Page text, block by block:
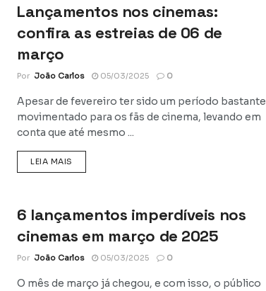
Lançamentos nos cinemas:
confira as estreias de 06 de
março
Por João Carlos 05/03/2025 0
Apesar de fevereiro ter sido um período bastante
movimentado para os fãs de cinema, levando em
conta que até mesmo ...
LEIA MAIS
6 lançamentos imperdíveis nos
cinemas em março de 2025
Por João Carlos 05/03/2025 0
O mês de março já chegou, e com isso, o público